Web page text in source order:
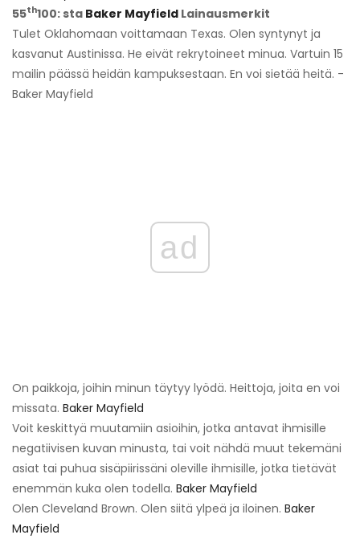
55th100: sta Baker Mayfield Lainausmerkit
Tulet Oklahomaan voittamaan Texas. Olen syntynyt ja
kasvanut Austinissa. He eivät rekrytoineet minua. Vartuin 15
mailin päässä heidän kampuksestaan. En voi sietää heitä. -
Baker Mayfield
ad
On paikkoja, joihin minun täytyy lyödä. Heittoja, joita en voi
missata. Baker Mayfield
Voit keskittyä muutamiin asioihin, jotka antavat ihmisille
negatiivisen kuvan minusta, tai voit nähdä muut tekemäni
asiat tai puhua sisäpiirissäni oleville ihmisille, jotka tietävät
enemmän kuka olen todella. Baker Mayfield
Olen Cleveland Brown. Olen siitä ylpeä ja iloinen. Baker
Mayfield